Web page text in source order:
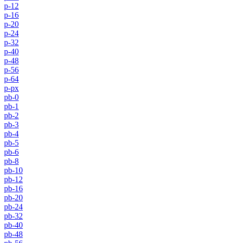
p-12
p-16
p-20
p-24
p-32
p-40
p-48
p-56
p-64
p-px
pb-0
pb-1
pb-2
pb-3
pb-4
pb-5
pb-6
pb-8
pb-10
pb-12
pb-16
pb-20
pb-24
pb-32
pb-40
pb-48